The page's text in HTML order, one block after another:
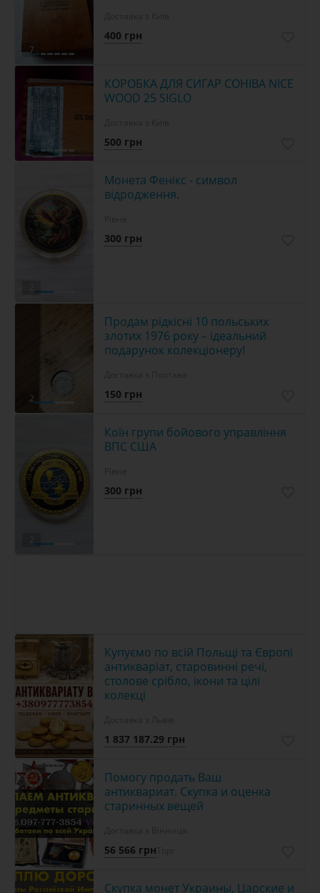
7
400 грн
6
КОРОБКА ДЛЯ СИГАР COHIBA NICE
WOOD 25 SIGLO
500 грн
Монета Фенікс - символ
відродження.
300 грн
2
Продам рідкісні 10 польських
злотих 1976 року – ідеальний
подарунок колекціонеру!
150 грн
Коїн групи бойового управління
ВПС США
300 грн
Купуємо по всій Польщі та Європі
антикваріат, старовинні речі,
столове срібло, ікони та цілі
колекці
1 837 187.29 грн
Помогу продать Ваш
антиквариат. Скупка и оценка
старинных вещей
56 566 грн
Скупка монет Украины, Царские и